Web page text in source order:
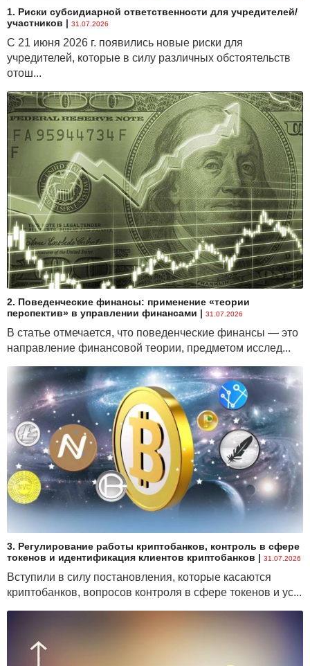
1. Риски субсидиарной ответственности для учредителей/
участников | 31.07.2026
С 21 июня 2026 г. появились новые риски для
учредителей, которые в силу различных обстоятельств
отош...
2. Поведенческие финансы: применение «теории
перспектив» в управлении финансами | 31.07.2026
В статье отмечается, что поведенческие финансы — это
направление финансовой теории, предметом исслед...
3. Регулирование работы криптобанков, контроль в сфере
токенов и идентификация клиентов криптобанков | 31.07.2026
Вступили в силу постановления, которые касаются
криптобанков, вопросов контроля в сфере токенов и ус...